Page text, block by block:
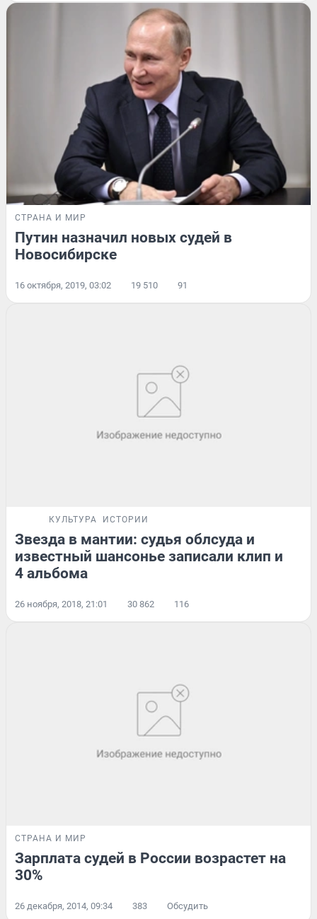
СТРАНА И МИР
Путин назначил новых судей в
Новосибирске
16 октября, 2019, 03:02 19 510 91
КУЛЬТУРА ИСТОРИИ
Звезда в мантии: судья облсуда и
известный шансонье записали клип и
4 альбома
26 ноября, 2018, 21:01 30 862 116
СТРАНА И МИР
Зарплата судей в России возрастет на
30%
26 декабря, 2014, 09:34 383 Обсудить